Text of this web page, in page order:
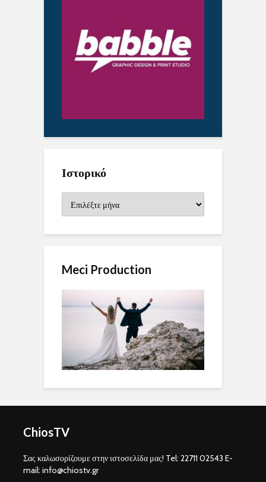
Ιστορικό
Meci Production
ChiosTV
Σας καλωσορίζουμε στην ιστοσελίδα μας! Tel: 22711 02543 E-
mail: info@chiostv.gr